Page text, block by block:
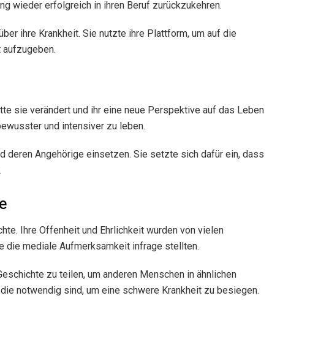
wieder erfolgreich in ihren Beruf zurückzukehren.
ihre Krankheit. Sie nutzte ihre Plattform, um auf die
aufzugeben.
sie verändert und ihr eine neue Perspektive auf das Leben
und intensiver zu leben.
deren Angehörige einsetzen. Sie setzte sich dafür ein, dass
Ihre Offenheit und Ehrlichkeit wurden von vielen
die mediale Aufmerksamkeit infrage stellten.
zu teilen, um anderen Menschen in ähnlichen
notwendig sind, um eine schwere Krankheit zu besiegen.